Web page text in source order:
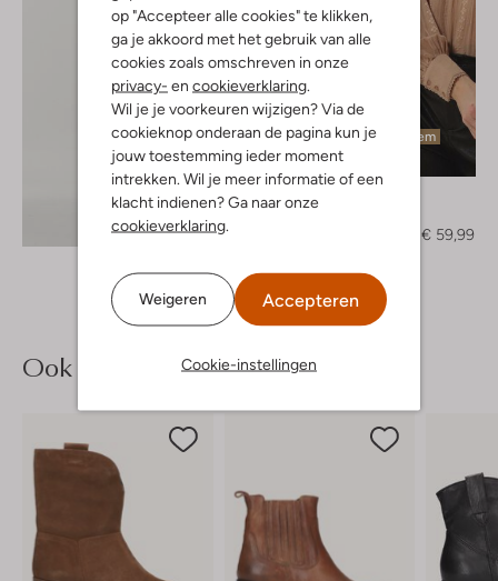
op "Accepteer alle cookies" te klikken,
ga je akkoord met het gebruik van alle
cookies zoals omschreven in onze
privacy- en cookieverklaring
Wil je je voorkeuren wijzigen? Via de
cookieknop onderaan de pagina kun je
jouw toestemming ieder moment
intrekken. Wil je meer informatie of een
klacht indienen? Ga naar onze
cookieverklaring
Weigeren Accepteren
Cookie-instellingen
Ontdek de look
Laatste item
€ 59,99
Ook iets voor jou?